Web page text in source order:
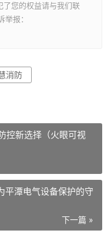
了您的权益请与我们联
报：
消防
控新选择（火眼可视
平潭电气设备保护的守
下一篇 »